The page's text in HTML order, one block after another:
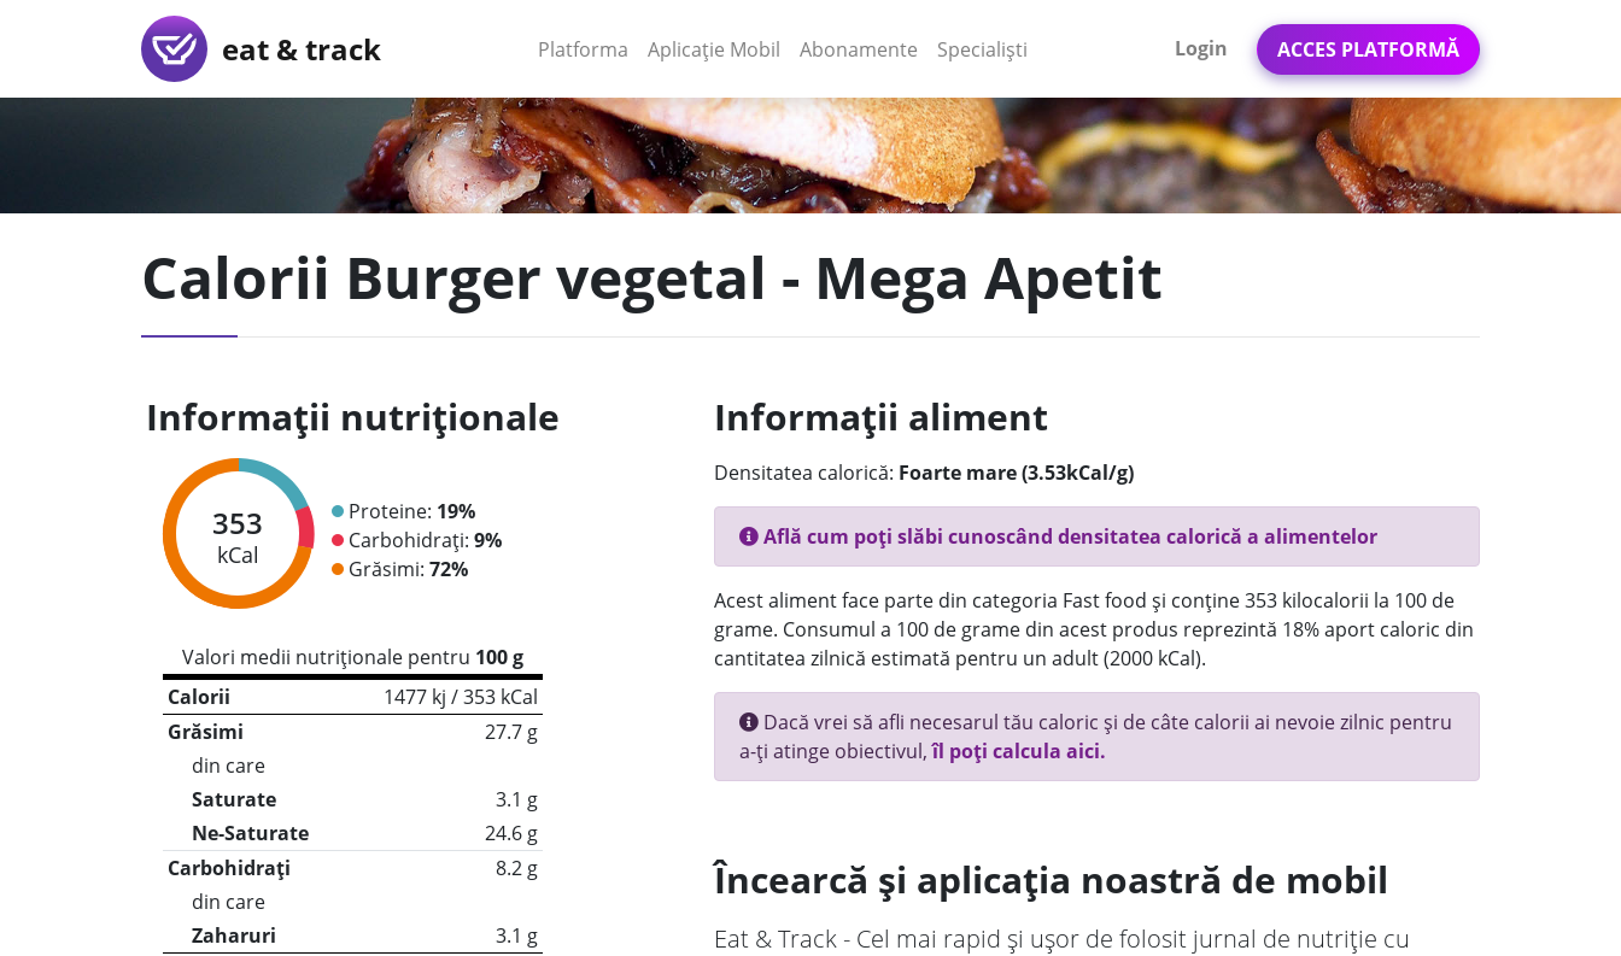
eat & track Platforma (current)
Aplicație Mobil (current)
Abonamente Specialiști Login ACCES PLATFORMĂ
Calorii Burger vegetal - Mega Apetit
Informații nutriționale
353
kCal
Proteine: 19%
Carbohidrați: 9%
Grăsimi: 72%
Valori medii nutriționale pentru 100 g
Calorii
1477 kj / 353 kCal
Grăsimi
27.7 g
din care
Saturate
3.1 g
Ne-Saturate
24.6 g
Carbohidrați
8.2 g
din care
Zaharuri
3.1 g
Informații aliment
Densitatea calorică: Foarte mare (3.53kCal/g)
Află cum poți slăbi cunoscând densitatea calorică a alimentelor
Acest aliment face parte din categoria Fast food și conține 353 kilocalorii la 100 de
grame. Consumul a 100 de grame din acest produs reprezintă 18% aport caloric din
cantitatea zilnică estimată pentru un adult (2000 kCal).
Dacă vrei să afli necesarul tău caloric și de câte calorii ai nevoie zilnic pentru
a-ți atinge obiectivul,îl poți calcula aici.
Încearcă și aplicația noastră de mobil
Eat & Track - Cel mai rapid și ușor de folosit jurnal de nutriție cu